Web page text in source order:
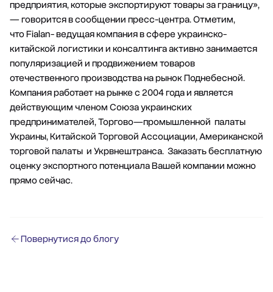
предприятия, которые экспортируют товары за границу»,
— говорится в сообщении пресс-центра. Отметим,
чтоFialan- ведущая компания в сфере украинско-
китайской логистики и консалтинга активно занимается
популяризацией и продвижением товаров
отечественного производства на рынок Поднебесной.
Компания работает на рынке с 2004 года и является
действующим членом Союза украинских
предпринимателей, Торгово—промышленной палаты
Украины, Китайской Торговой Ассоциации, Американской
торговой палаты и Укрвнештранса. Заказатьбесплатную
оценку экспортного потенциалаВашей компании можно
прямо сейчас.
Повернутися до блогу